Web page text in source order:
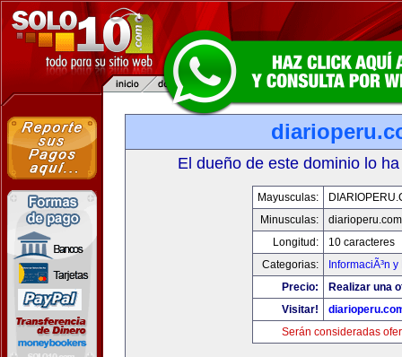
El dueño de este dominio lo
Mayusculas:
Minusculas:
diarioperu.com
Longitud:
10 caracteres
Categorias:
InformaciÃ³n
Precio:
Realizar una
Visitar!
Serán consideradas